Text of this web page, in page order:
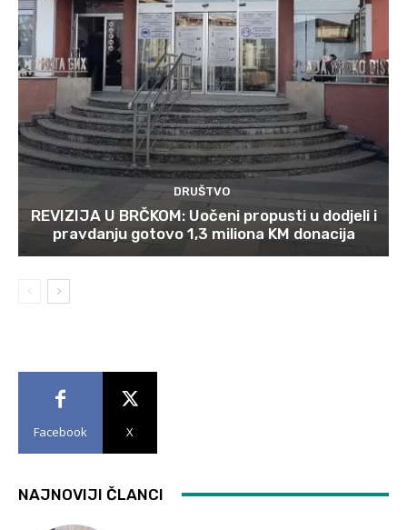
DRUŠTVO
REVIZIJA U BRČKOM: Uočeni propusti u dodjeli i
pravdanju gotovo 1,3 miliona KM donacija
Facebook X
NAJNOVIJI ČLANCI